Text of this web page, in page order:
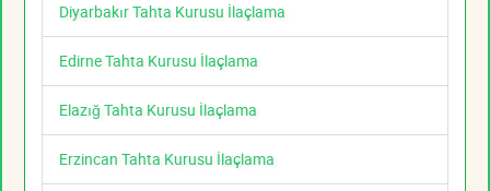
Diyarbakır Tahta Kurusu İlaçlama
Edirne Tahta Kurusu İlaçlama
Elazığ Tahta Kurusu İlaçlama
Erzincan Tahta Kurusu İlaçlama